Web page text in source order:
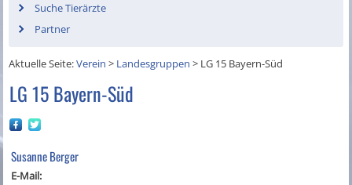
Suche Tierärzte
Partner
Aktuelle Seite:Verein > Landesgruppen > LG 15 Bayern-Süd
LG 15 Bayern-Süd
Susanne Berger
E-Mail: